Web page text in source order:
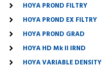
HOYA PROND FILTRY
HOYA PROND EX FILTRY
HOYA PROND GRAD
HOYA HD Mk II IRND
HOYA VARIABLE DENSITY